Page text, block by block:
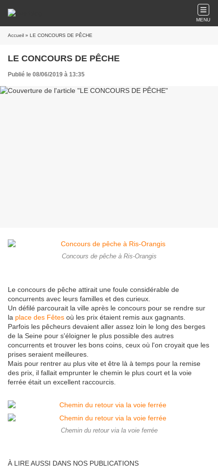
MENU
Accueil » LE CONCOURS DE PÊCHE
LE CONCOURS DE PÊCHE
Publié le 08/06/2019 à 13:35
Concours de pêche à Ris-Orangis
Le concours de pêche attirait une foule considérable de
concurrents avec leurs familles et des curieux.
Un défilé parcourait la ville après le concours pour se rendre sur
la place des Fêtes où les prix étaient remis aux gagnants.
Parfois les pêcheurs devaient aller assez loin le long des berges
de la Seine pour s'éloigner le plus possible des autres
concurrents et trouver les bons coins, ceux où l'on croyait que les
prises seraient meilleures.
Mais pour rentrer au plus vite et être là à temps pour la remise
des prix, il fallait emprunter le chemin le plus court et la voie
ferrée était un excellent raccourcis.
Chemin du retour via la voie ferrée
À LIRE AUSSI DANS NOS PUBLICATIONS